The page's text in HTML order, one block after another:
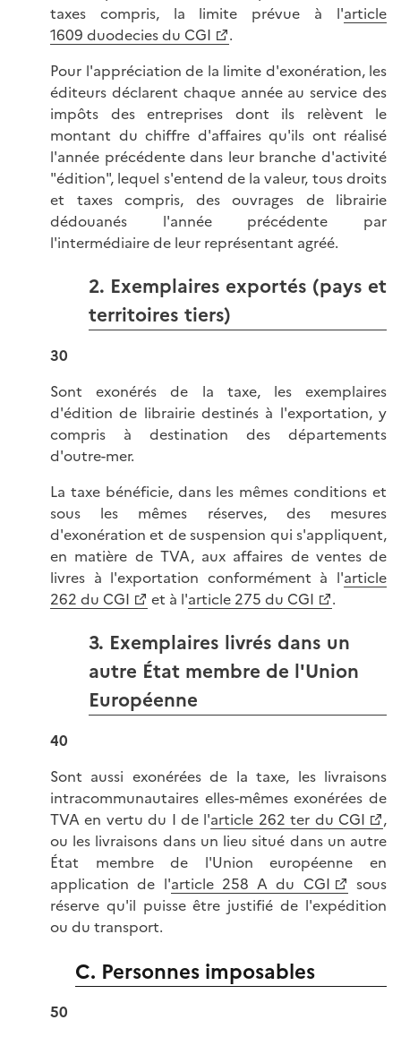
taxes compris, la limite prévue à l'article
1609 duodecies du CGI
.
Pour l'appréciation de la limite d'exonération, les
éditeurs déclarent chaque année au service des
impôts des entreprises dont ils relèvent le
montant du chiffre d'affaires qu'ils ont réalisé
l'année précédente dans leur branche d'activité
"édition", lequel s'entend de la valeur, tous droits
et taxes compris, des ouvrages de librairie
dédouanés l'année précédente par
l'intermédiaire de leur représentant agréé.
2. Exemplaires exportés (pays et
territoires tiers)
30
Sont exonérés de la taxe, les exemplaires
d'édition de librairie destinés à l'exportation, y
compris à destination des départements
d'outre-mer.
La taxe bénéficie, dans les mêmes conditions et
sous les mêmes réserves, des mesures
d'exonération et de suspension qui s'appliquent,
en matière de TVA, aux affaires de ventes de
livres à l'exportation conformément à l'article
262 du CGI
et à l'article 275 du CGI .
3. Exemplaires livrés dans un
autre État membre de l'Union
Européenne
40
Sont aussi exonérées de la taxe, les livraisons
intracommunautaires elles-mêmes exonérées de
TVA en vertu du I de l'article 262 ter du CGI
,
ou les livraisons dans un lieu situé dans un autre
État membre de l'Union européenne en
application de l'article 258 A du CGI
sous
réserve qu'il puisse être justifié de l'expédition
ou du transport.
C. Personnes imposables
50